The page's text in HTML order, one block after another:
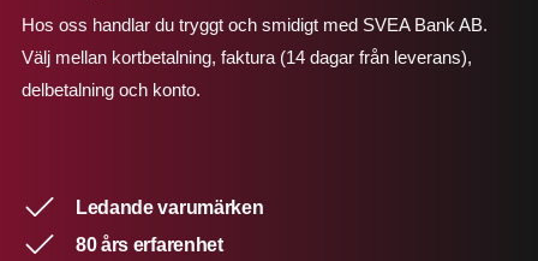
Hos oss handlar du tryggt och smidigt med SVEA Bank AB.
Välj mellan kortbetalning, faktura (14 dagar från leverans),
delbetalning och konto.
Ledande varumärken
80 års erfarenhet